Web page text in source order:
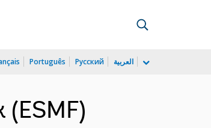
Português Русский العربية